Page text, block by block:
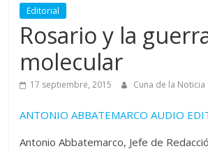
Editorial
Rosario y la
molecular
17 septiembre, 2015 Cuna de la Noticia
ANTONIO ABBATEMARCO AUDIO
Antonio Abbatemarco, Jefe de